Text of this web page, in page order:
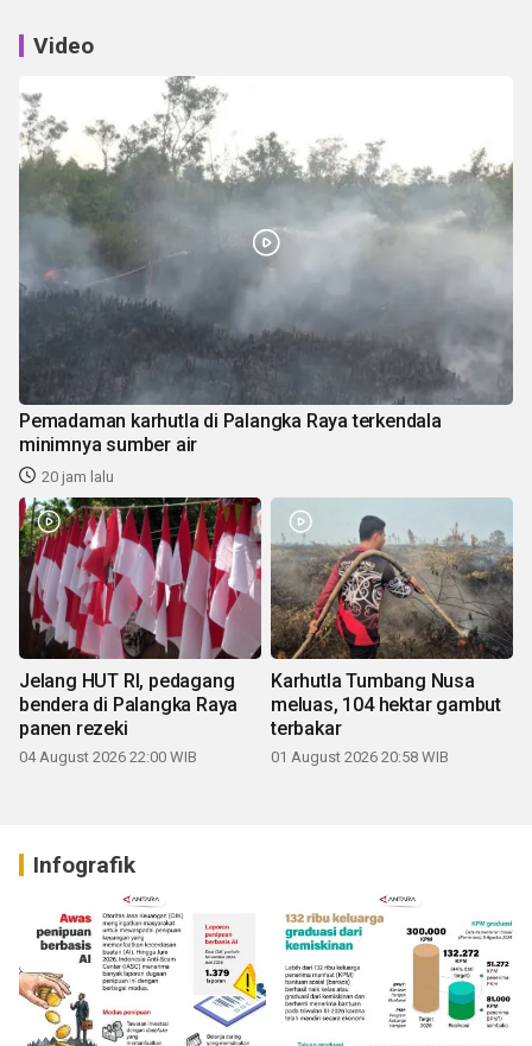
Video
Pemadaman karhutla di Palangka Raya terkendala
minimnya sumber air
20 jam lalu
Jelang HUT RI, pedagang
bendera di Palangka Raya
panen rezeki
04 August 2026 22:00 WIB
Karhutla Tumbang Nusa
meluas, 104 hektar gambut
terbakar
01 August 2026 20:58 WIB
Infografik